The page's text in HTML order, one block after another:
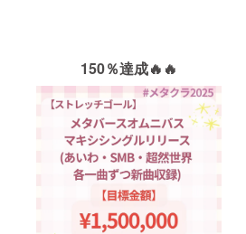
150％達成🔥🔥